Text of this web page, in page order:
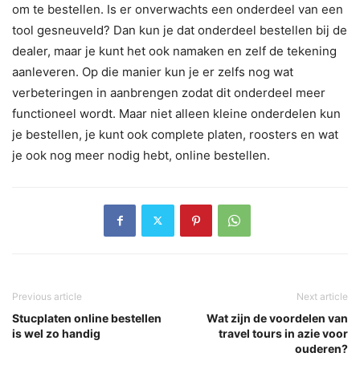
om te bestellen. Is er onverwachts een onderdeel van een
tool gesneuveld? Dan kun je dat onderdeel bestellen bij de
dealer, maar je kunt het ook namaken en zelf de tekening
aanleveren. Op die manier kun je er zelfs nog wat
verbeteringen in aanbrengen zodat dit onderdeel meer
functioneel wordt. Maar niet alleen kleine onderdelen kun
je bestellen, je kunt ook complete platen, roosters en wat
je ook nog meer nodig hebt, online bestellen.
Previous article
Stucplaten online bestellen
is wel zo handig
Next article
Wat zijn de voordelen van
travel tours in azie voor
ouderen?